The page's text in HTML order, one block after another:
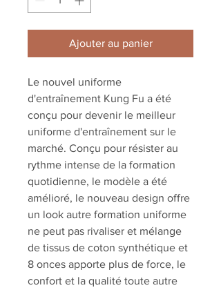
Ajouter au panier
Le nouvel uniforme
d'entraînement Kung Fu a été
conçu pour devenir le meilleur
uniforme d'entraînement sur le
marché. Conçu pour résister au
rythme intense de la formation
quotidienne, le modèle a été
amélioré, le nouveau design offre
un look autre formation uniforme
ne peut pas rivaliser et mélange
de tissus de coton synthétique et
8 onces apporte plus de force, le
confort et la qualité toute autre